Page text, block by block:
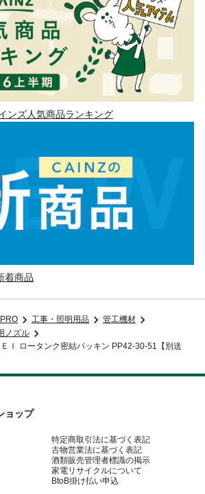
ンズ人気商品ランキング
着商品
工事・照明用品
管工機材
ノズル
ＥＩ ロータンク密結パッキン PP42-30-51【別送
ョップ
特定商取引法に基づく表記
古物営業法に基づく表記
酒類販売管理者標識の掲示
家電リサイクルについて
BtoB掛け払い申込